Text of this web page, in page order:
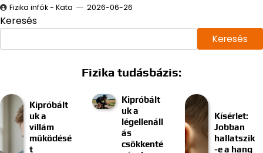
Fizika infók - Kata 2026-06-26
Keresés
Keresés
Fizika tudásbázis:
Kipróbált
uk a
villám
működésé
t
Kipróbált
uk a
légellenáll
ás
csökkenté
Kísérlet:
Jobban
hallatszik
-e a hang